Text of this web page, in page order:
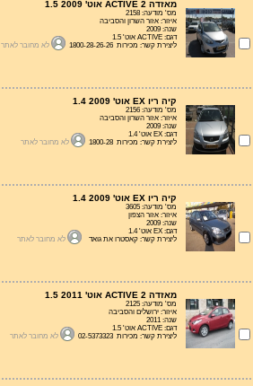
מאזדה 2 ACTIVE אוט' 1.5 2009
מס' מודעה: 2158
איזור: אזור השרון והסביבה
שנה: 2009
דגם: ACTIVE אוט' 1.5
ליצירת קשר: מכירות 1800-28-26-26
לא מחובר לאתר
קיה ריו EX אוט' 1.4 2009
מס' מודעה: 2156
איזור: אזור השרון והסביבה
שנה: 2009
דגם: EX אוט' 1.4
ליצירת קשר: מכירות 1800-28
לא מחובר לאתר
קיה ריו EX אוט' 1.4 2009
מס' מודעה: 3605
איזור: אזור הצפון
שנה: 2009
דגם: EX אוט' 1.4
ליצירת קשר: קאסטרו את גואד
לא מחובר לאתר
מאזדה 2 ACTIVE אוט' 1.5 2011
מס' מודעה: 2125
איזור: ירושלים והסביבה
שנה: 2011
דגם: ACTIVE אוט' 1.5
ליצירת קשר: מכירות 02-5373323
לא מחובר לאתר